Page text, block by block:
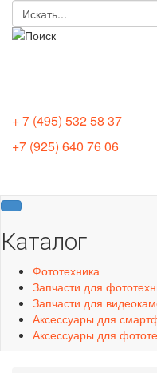
+ 7 (495) 532 58 37
+7 (925) 640 76 06
Каталог
Фототехника
Запчасти для
Запчасти для
Аксессуары для
Аксессуары для